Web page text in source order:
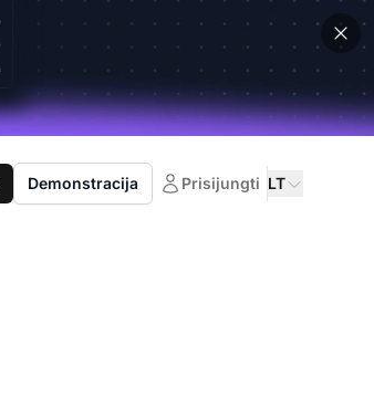
Demonstracija Prisijungti LT